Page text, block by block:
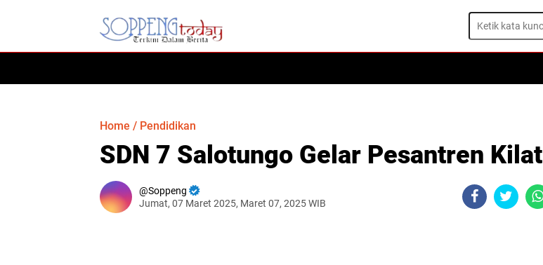
Home / Pendidikan
SDN 7 Salotungo Gelar Pesantren Kilat
Soppeng
Jumat, 07 Maret 2025, Maret 07, 2025 WIB